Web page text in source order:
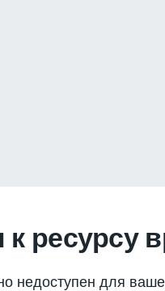
к ресурсу
недоступен для